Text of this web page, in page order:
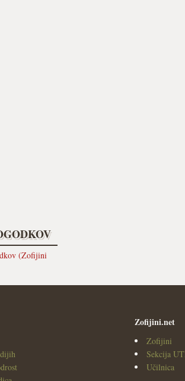
(Zofijini
Zofijini.net
Zofijini
Sekcija
Učilnica